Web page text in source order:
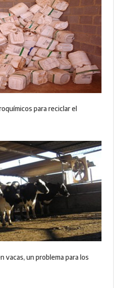
para reciclar el
vacas, un problema para los